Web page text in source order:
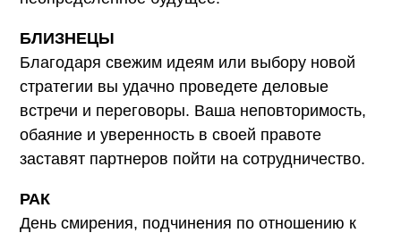
БЛИЗНЕЦЫ
Благодаря свежим идеям или выбору новой
стратегии вы удачно проведете деловые
встречи и переговоры. Ваша неповторимость,
обаяние и уверенность в своей правоте
заставят партнеров пойти на сотрудничество.
РАК
День смирения, подчинения по отношению к